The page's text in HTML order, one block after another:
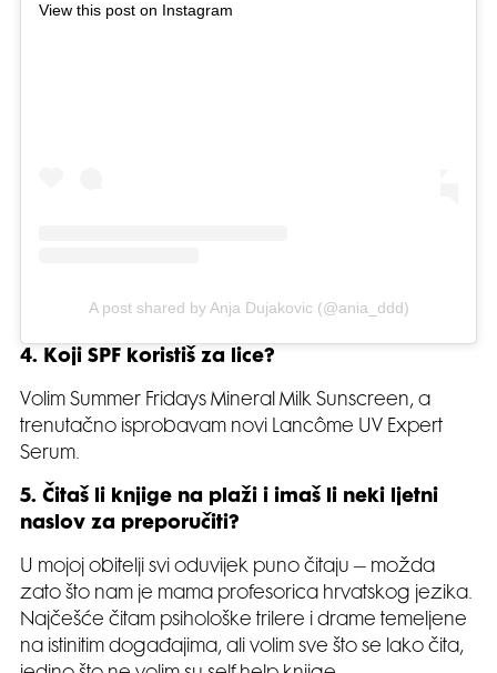
View this post on Instagram
A post shared by Anja Dujakovic (@ania_ddd)
4. Koji SPF koristiš za lice?
Volim Summer Fridays Mineral Milk Sunscreen, a
trenutačno isprobavam novi Lancôme UV Expert
Serum.
5. Čitaš li knjige na plaži i imaš li neki ljetni
naslov za preporučiti?
U mojoj obitelji svi oduvijek puno čitaju – možda
zato što nam je mama profesorica hrvatskog jezika.
Najčešće čitam psihološke trilere i drame temeljene
na istinitim događajima, ali volim sve što se lako čita,